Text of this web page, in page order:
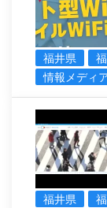
福井県
情報メディ
福井県